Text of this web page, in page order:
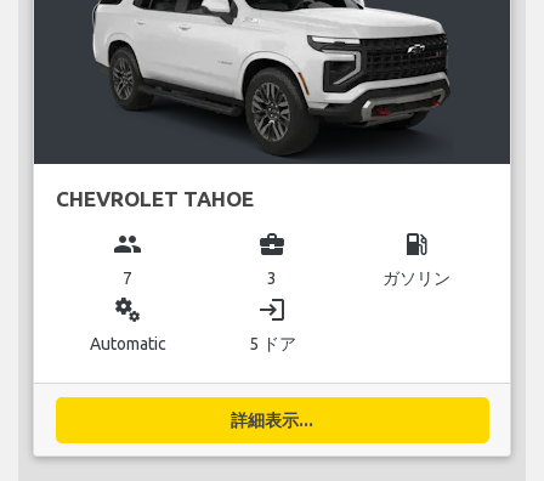
CHEVROLET TAHOE
group
7
business_center
3
local_gas_station
ガソリン
miscellaneous_services
Automatic
login
5 ドア
詳細表示...